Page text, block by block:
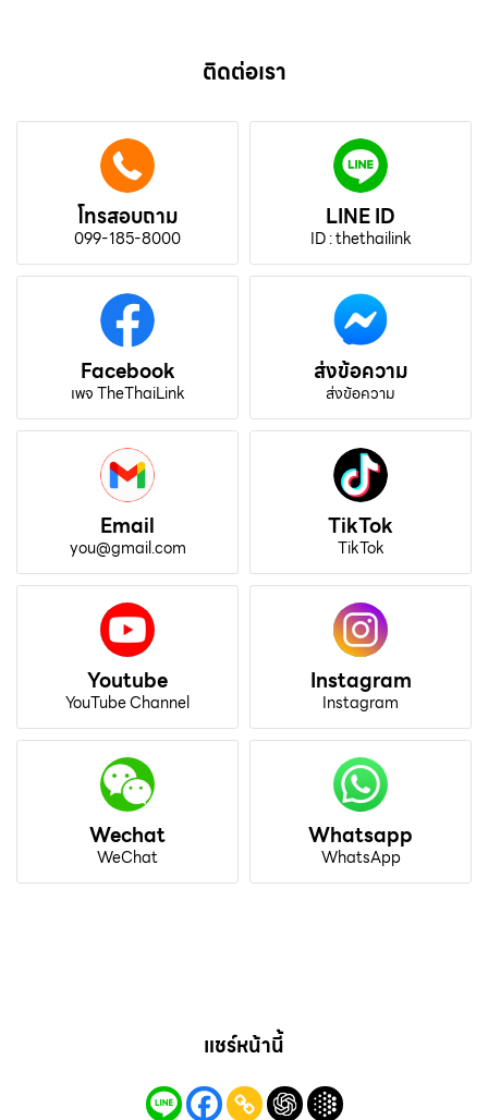
ติดต่อเรา
โทรสอบถาม
099-185-8000
LINE ID
ID : thethailink
Facebook
เพจ TheThaiLink
ส่งข้อความ
ส่งข้อความ
Email
you@gmail.com
TikTok
TikTok
Youtube
YouTube Channel
Instagram
Instagram
Wechat
WeChat
Whatsapp
WhatsApp
แชร์หน้านี้